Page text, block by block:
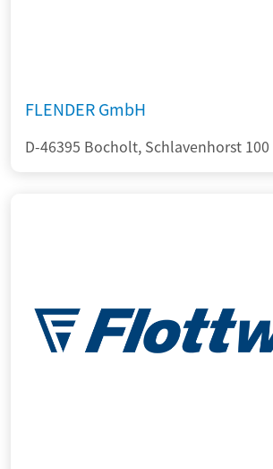
FLENDER GmbH
D-46395 Bocholt, Schlavenhorst 100